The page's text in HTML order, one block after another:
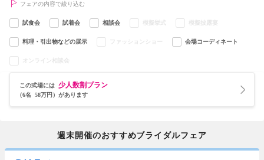
フェアの内容で絞り込む
試食会 試着会 相談会 模擬挙式 模擬披露宴
料理・引出物などの展示 ファッションショー 会場コーディネート
オンライン相談会
この式場には 少人数割プラン
（6名 58万円）があります
週末開催のおすすめブライダルフェア